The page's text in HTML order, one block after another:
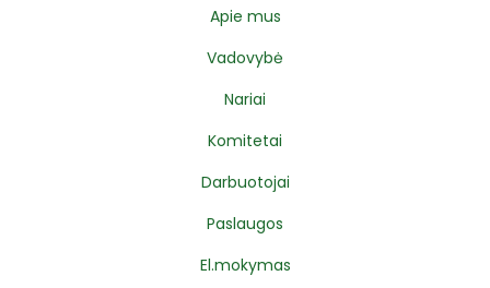
Apie mus
Vadovybė
Nariai
Komitetai
Darbuotojai
Paslaugos
El.mokymas